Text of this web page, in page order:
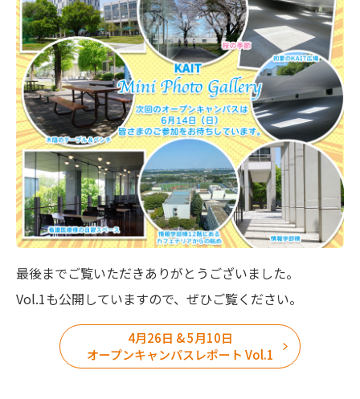
最後までご覧いただきありがとうございました。
Vol.1も公開していますので、ぜひご覧ください。
4月26日 & 5月10日
オープンキャンパスレポート Vol.1